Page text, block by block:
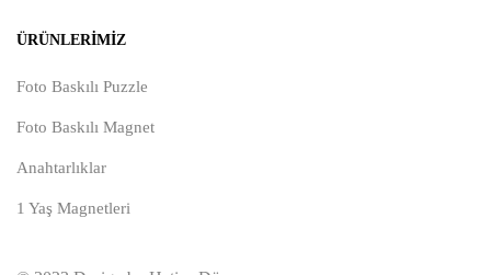
ÜRÜNLERIMIZ
Foto Baskılı Puzzle
Foto Baskılı Magnet
Anahtarlıklar
1 Yaş Magnetleri